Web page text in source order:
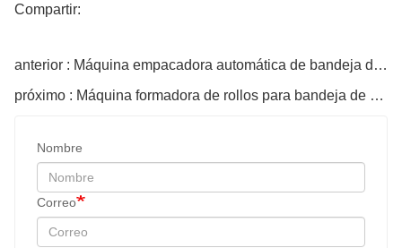
Compartir:
anterior : Máquina empacadora automática de bandeja de cables
próximo : Máquina formadora de rollos para bandeja de cables
Nombre
Correo